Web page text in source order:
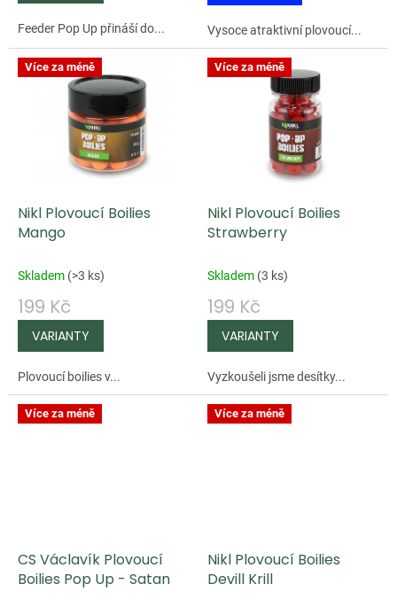
ů
Feeder Pop Up přináší do... Vysoce atraktivní plovoucí...
Více za méně
Nikl Plovoucí Boilies
Mango
Skladem (>3 ks)
199 Kč
Plovoucí boilies v...
Více za méně
Nikl Plovoucí Boilies
Strawberry
Skladem (3 ks)
199 Kč
Vyzkoušeli jsme desítky...
Více za méně
CS Václavík Plovoucí
Boilies Pop Up - Satan
Více za méně
Nikl Plovoucí Boilies
Devill Krill